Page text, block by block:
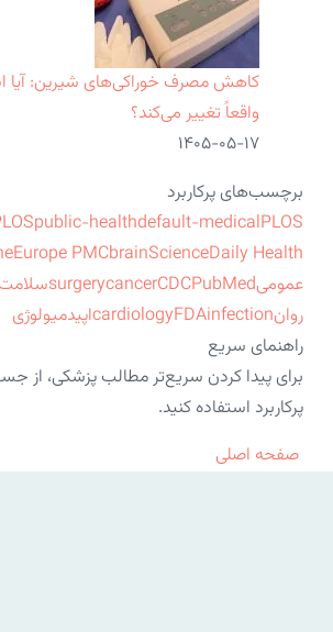
کاهش مصرف خوراکی‌های شیرین: آیا
واقعاً تغییر می‌کند؟
۱۴۰۵-۰۵-۱۷
برچسب‌های پرکاربرد
public-healthdefault-medicalPLOS
Europe PMCbrainScienceDaily Health
عمومی
surgerycancerCDCPubMed
سلامت
روان
cardiologyFDAinfection
اپیدمیولوژی
راهنمای سریع
برای پیدا کردن سریع‌تر مطالب پزشکی، از
پرکاربرد استفاده کنید.
صفحه اصلی